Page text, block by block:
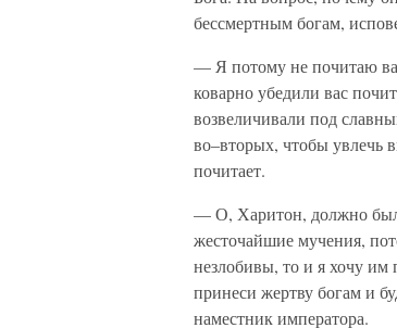
бессмертным богам,
— Я потому не почитаю
коварно убедили вас
возвеличивали под
во–вторых, чтобы увлечь
почитает.
— О, Харитон, должно было
жесточайшие мучения,
незлобивы, то и я хочу им
принеси жертву богам и
наместник императора.